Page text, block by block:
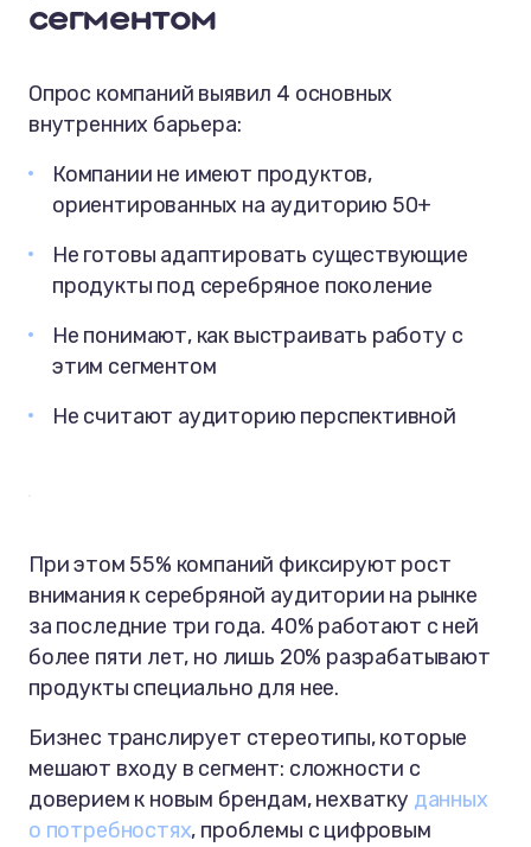
сегментом
Опрос компаний выявил 4 основных
внутренних барьера:
Компании не имеют продуктов,
ориентированных на аудиторию 50+
Не готовы адаптировать существующие
продукты под серебряное поколение
Не понимают, как выстраивать работу с
этим сегментом
Не считают аудиторию перспективной
При этом 55% компаний фиксируют рост
внимания к серебряной аудитории на рынке
за последние три года. 40% работают с ней
более пяти лет, но лишь 20% разрабатывают
продукты специально для нее.
Бизнес транслирует стереотипы, которые
мешают входу в сегмент: сложности с
доверием к новым брендам, нехватку данных
о потребностях, проблемы с цифровым